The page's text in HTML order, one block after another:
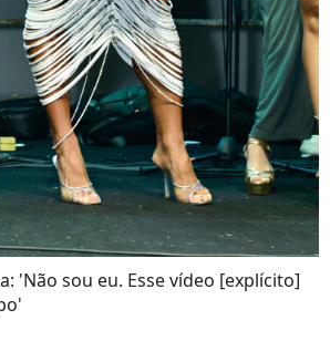
'Não sou eu. Esse vídeo [explícito]